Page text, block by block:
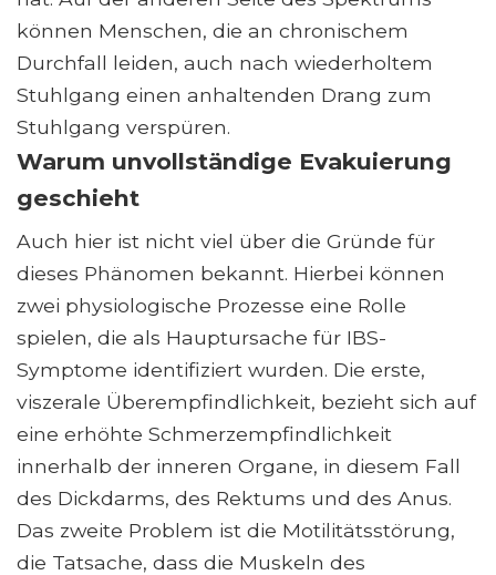
können Menschen, die an chronischem
Durchfall leiden, auch nach wiederholtem
Stuhlgang einen anhaltenden Drang zum
Stuhlgang verspüren.
Warum unvollständige Evakuierung
geschieht
Auch hier ist nicht viel über die Gründe für
dieses Phänomen bekannt. Hierbei können
zwei physiologische Prozesse eine Rolle
spielen, die als Hauptursache für IBS-
Symptome identifiziert wurden. Die erste,
viszerale Überempfindlichkeit, bezieht sich auf
eine erhöhte Schmerzempfindlichkeit
innerhalb der inneren Organe, in diesem Fall
des Dickdarms, des Rektums und des Anus.
Das zweite Problem ist die Motilitätsstörung,
die Tatsache, dass die Muskeln des